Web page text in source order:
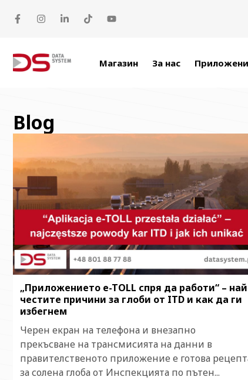
Магазин За нас
Blog
„Приложението e-TOLL спря да работи“ –
честите причини за глоби от ITD и как да ги
избегнем
Черен екран на телефона и внезапно
прекъсване на трансмисията на данни в
правителственото приложение е готова
за солена глоба от Инспекцията по пътен...